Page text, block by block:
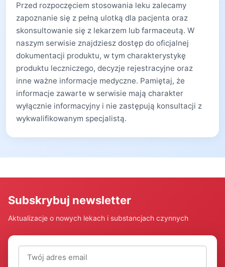
Przed rozpoczęciem stosowania leku zalecamy
zapoznanie się z pełną ulotką dla pacjenta oraz
skonsultowanie się z lekarzem lub farmaceutą. W
naszym serwisie znajdziesz dostęp do oficjalnej
dokumentacji produktu, w tym charakterystykę
produktu leczniczego, decyzje rejestracyjne oraz
inne ważne informacje medyczne. Pamiętaj, że
informacje zawarte w serwisie mają charakter
wyłącznie informacyjny i nie zastępują konsultacji z
wykwalifikowanym specjalistą.
Subskrybuj newsletter
Aktualizacje o nowych lekach i substancjach czynnych
Adres email (wymagany)